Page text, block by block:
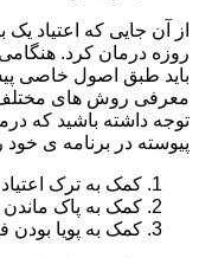
از آن جایی که اعتیاد
روزه درمان کرد.
باید طبق اصول خاصی
معرفی روش های مختلف
توجه داشته باشید که
پیوسته در برنامه ی خود
کمک به ترک اعتیاد
کمک به پاک ماندن
کمک به پویا بودن